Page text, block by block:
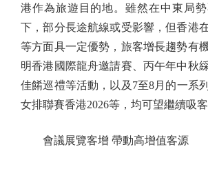
港作為旅遊目的地。雖然在中東局
下，部分長途航線或受影響，但香港
等方面具一定優勢，旅客增長趨勢有
明香港國際龍舟邀請賽、丙午年中秋
佳餚巡禮等活動，以及7至8月的一系
女排聯賽香港2026等，均可望繼續吸客
會議展覽客增 帶動高增值客源